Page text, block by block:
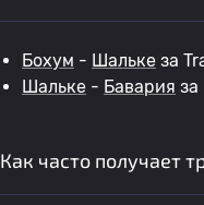
Бохум - Шальке за
Шальке - Бавария за
Как часто получает